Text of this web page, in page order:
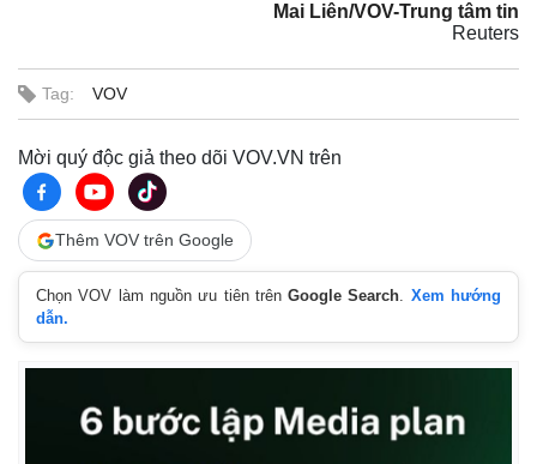
Quan sát
Video
Mai Liên/VOV-Trung tâm tin
Reuters
Tag: VOV
Mời quý độc giả theo dõi VOV.VN trên
Thêm VOV trên Google
Chọn VOV làm nguồn ưu tiên trênGoogle Search. Xem hướng
dẫn.